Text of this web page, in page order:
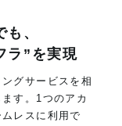
、
ラ”を実現
グサービスを相
す。1つのアカ
レスに利用で